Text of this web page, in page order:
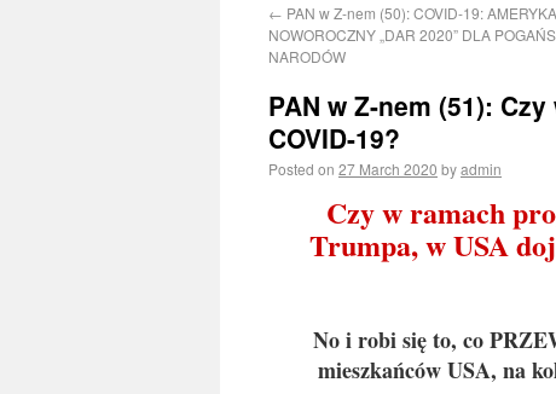
← PAN w Z-nem (50): COVID-19:
NOWOROCZNY „DAR 2020” DLA
NARODÓW
PAN w Z-nem (51):
COVID-19?
Posted on 27 March 2020 byadmin
Czy w ramach
Trumpa, w USA
No i robi się to, co
mieszkańców USA, na